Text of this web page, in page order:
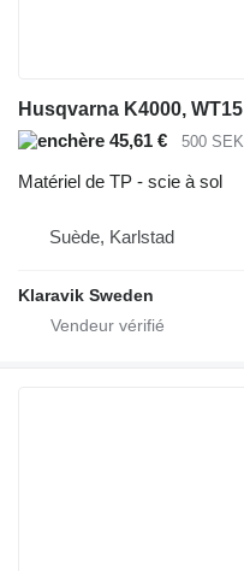
Husqvarna K4000, WT15
45,61 €
500 SEK
Matériel de TP - scie à sol
Suède, Karlstad
Klaravik Sweden